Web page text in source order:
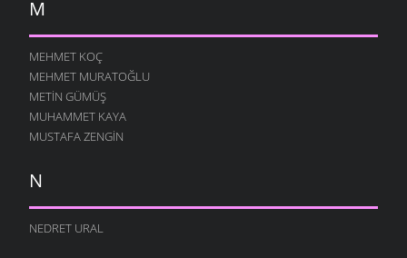
M
MEHMET KOÇ
MEHMET MURATOĞLU
METIN GÜMÜŞ
MUHAMMET KAYA
MUSTAFA ZENGIN
N
NEDRET URAL